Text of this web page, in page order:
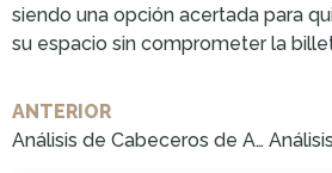
siendo una opción acertada para
su espacio sin comprometer la
ANTERIOR
Análisis de Cabeceros de Azulejos: Compra la Mejor Opción ¡Ya!